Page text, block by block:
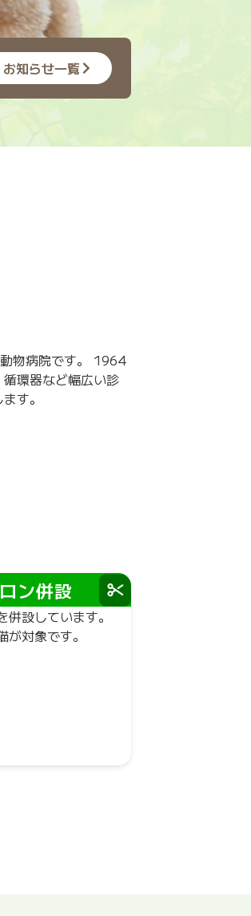
お知らせ一覧
物病院です。 1964
環器など幅広い診
す。
ン併設
併設しています。
対象です。